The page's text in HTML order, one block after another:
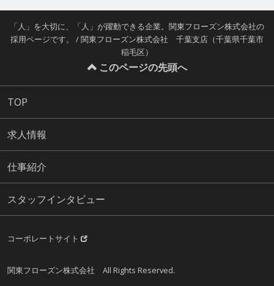
「人」を大切に、「人」が躍動できる企業。関東フローズン株式会社の
採用ページです。 / 関東フローズン株式会社 千葉支店（千葉県千葉市
稲毛区）
このページの先頭へ
TOP
求人情報
仕事紹介
スタッフインタビュー
コーポレートサイト
関東フローズン株式会社 All Rights Reserved.